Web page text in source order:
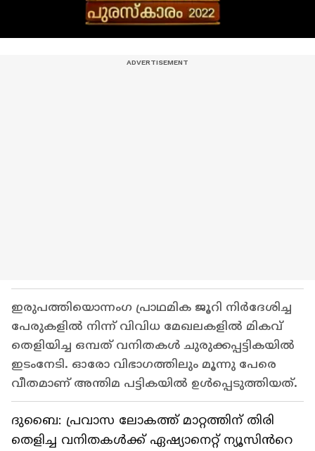
ഇരുപത്തിയൊന്നംഗ പ്രാഥമിക ജൂറി നിര്‍ദേശിച്ച
പേരുകളിൽ നിന്ന് വിവിധ മേഖലകളിൽ മികവ്
തെളിയിച്ച ഒമ്പത് വനിതകൾ ചുരുക്കപ്പട്ടികയിൽ
ഇടംനേടി. ഓരോ വിഭാഗത്തിലും മൂന്നു പേരെ
വീതമാണ് അന്തിമ പട്ടികയിൽ ഉൾപ്പെടുത്തിയത്.
ദുബൈ: പ്രവാസ ലോകത്ത് മാറ്റത്തിന് തിരി
തെളിച്ച വനിതകള്‍ക്ക് ഏഷ്യാനെറ്റ് ന്യൂസിൻറെ